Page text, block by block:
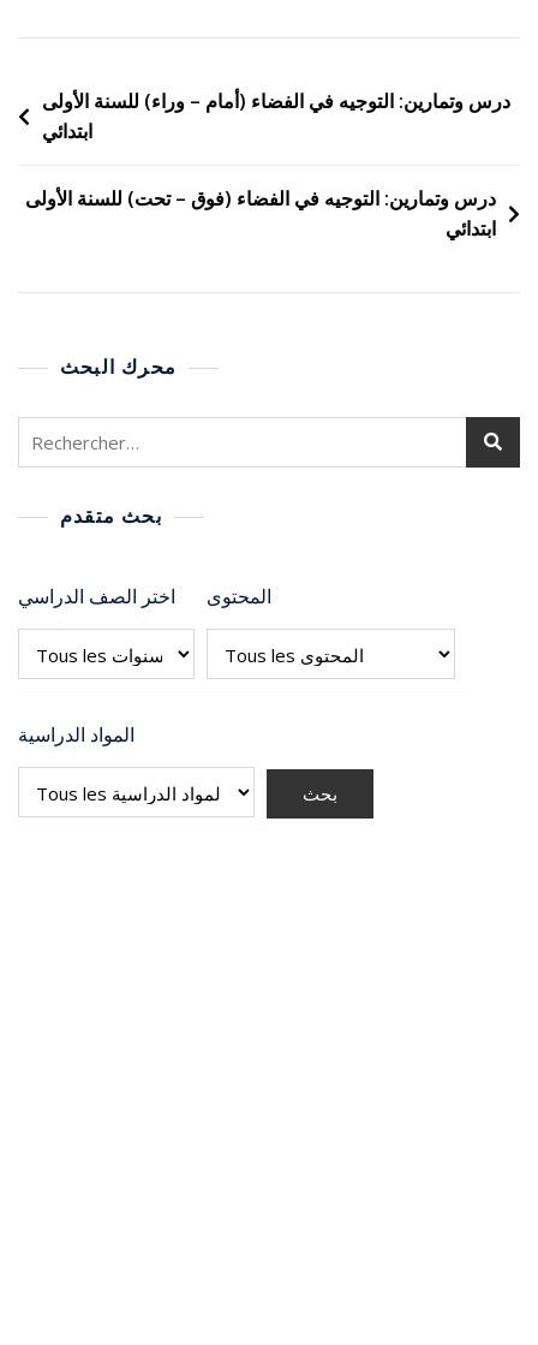
درس وتمارين: التوجيه في الفضاء (أمام – وراء) للسنة الأولى
ابتدائي
درس وتمارين: التوجيه في الفضاء (فوق – تحت) للسنة الأولى
ابتدائي
محرك البحث
بحث متقدم
اختر الصف الدراسي المحتوى
المواد الدراسية